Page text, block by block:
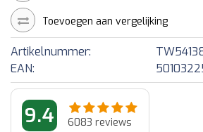
Toevoegen aan vergelijking
Artikelnummer:
EAN:
9.4 6083 reviews